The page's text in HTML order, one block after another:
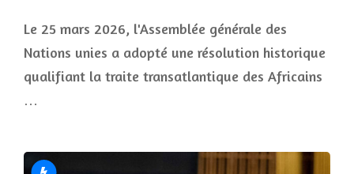
Le 25 mars 2026, l'Assemblée générale des
Nations unies a adopté une résolution historique
qualifiant la traite transatlantique des Africains
…